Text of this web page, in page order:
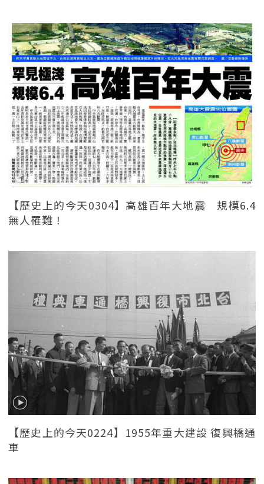
【歷史上的今天0304】高雄百年大地震 規模6.4
無人罹難！
【歷史上的今天0224】1955年重大建設 復興橋通
車